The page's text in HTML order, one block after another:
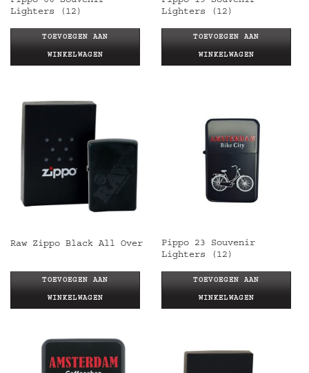
Lighters (12)
TOEVOEGEN AAN
WINKELWAGEN
Lighters (12)
TOEVOEGEN AAN
WINKELWAGEN
Raw Zippo Black All Over
TOEVOEGEN AAN
WINKELWAGEN
Pippo 23 Souvenir
Lighters (12)
TOEVOEGEN AAN
WINKELWAGEN